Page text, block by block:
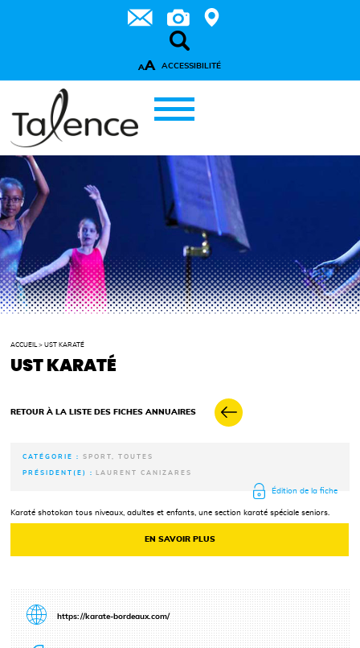
AA ACCESSIBILITÉ
ACCUEIL >UST KARATÉ
UST KARATÉ
RETOUR À LA LISTE DES FICHES ANNUAIRES
CATÉGORIE :SPORT, TOUTES
PRÉSIDENT(E) : LAURENT CANIZARES
Édition de la fiche
Karaté shotokan tous niveaux, adultes et enfants, une section karaté spéciale seniors.
EN SAVOIR PLUS
https://karate-bordeaux.com/